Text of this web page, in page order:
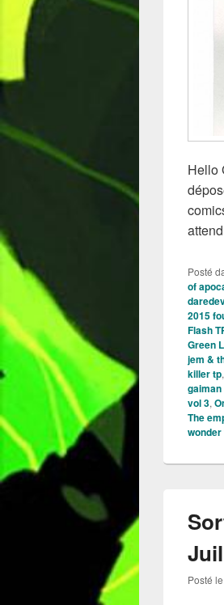
Hello
Posté
of
2015
Flash
Green
jem &
killer tp,
vol 3,
The
wonder
Posté le